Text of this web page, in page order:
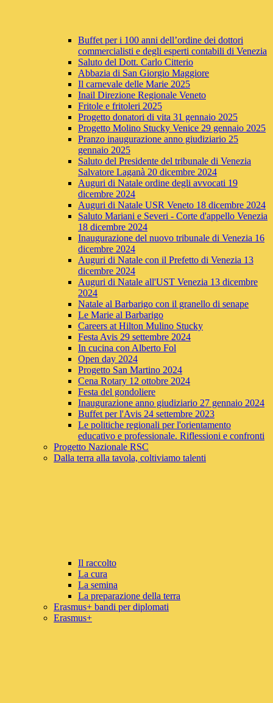
Buffet per i 100 anni dell’ordine dei dottori
commercialisti e degli esperti contabili di Venezia
Saluto del Dott. Carlo Citterio
Abbazia di San Giorgio Maggiore
Il carnevale delle Marie 2025
Inail Direzione Regionale Veneto
Fritole e fritoleri 2025
Progetto donatori di vita 31 gennaio 2025
Progetto Molino Stucky Venice 29 gennaio 2025
Pranzo inaugurazione anno giudiziario 25
gennaio 2025
Saluto del Presidente del tribunale di Venezia
Salvatore Laganà 20 dicembre 2024
Auguri di Natale ordine degli avvocati 19
dicembre 2024
Auguri di Natale USR Veneto 18 dicembre 2024
Saluto Mariani e Severi - Corte d'appello Venezia
18 dicembre 2024
Inaugurazione del nuovo tribunale di Venezia 16
dicembre 2024
Auguri di Natale con il Prefetto di Venezia 13
dicembre 2024
Auguri di Natale all'UST Venezia 13 dicembre
2024
Natale al Barbarigo con il granello di senape
Le Marie al Barbarigo
Careers at Hilton Mulino Stucky
Festa Avis 29 settembre 2024
In cucina con Alberto Fol
Open day 2024
Progetto San Martino 2024
Cena Rotary 12 ottobre 2024
Festa del gondoliere
Inaugurazione anno giudiziario 27 gennaio 2024
Buffet per l'Avis 24 settembre 2023
Le politiche regionali per l'orientamento
educativo e professionale. Riflessioni e confronti
Progetto Nazionale RSC
Dalla terra alla tavola, coltiviamo talenti
Il raccolto
La cura
La semina
La preparazione della terra
Erasmus+ bandi per diplomati
Erasmus+